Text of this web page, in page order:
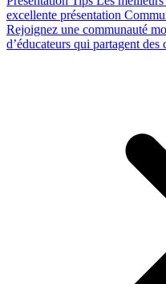
excellente présentation
Rejoignez une communauté
d’éducateurs qui partagent des